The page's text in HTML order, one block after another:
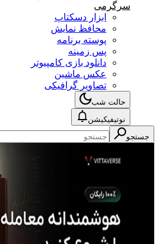
سرگرمی
ابزار دسکتاپ
محافظ نمایش
پوسته برنامه
پس زمینه
دانلود بازی کامپیوتر
عکس ماشین
تصاویر گرافیکی
حالت شب
نوتیفیکیشن
جستجو